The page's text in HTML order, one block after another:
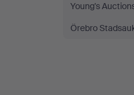
Young's
Örebro